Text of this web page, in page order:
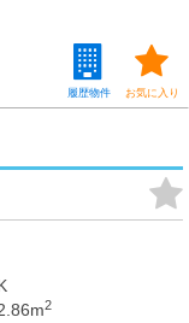
お気に入り
履歴物件
2